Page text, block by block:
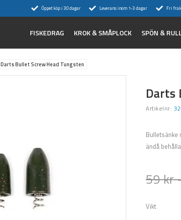
Öppet köp i 30 dagar Leverans inom 1-3 dagar Fri
FISKEDRAG KROK & SMÅPLOCK SPÖN &
Darts Bullet Screw Head Tungsten
Darts
Artikelnr:
Bulletsänke
ändå
59kr
Vikt